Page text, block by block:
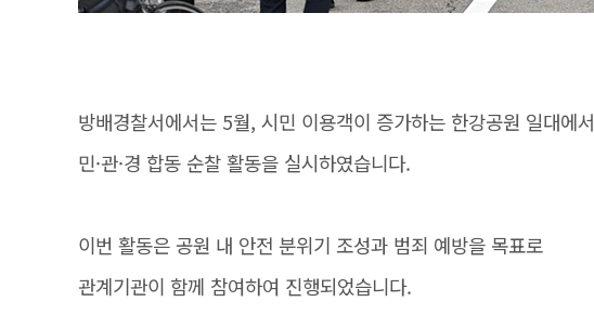
방배경찰서에서는 5월, 시민 이용객이 증가하는 한강공원 일대에서
민·관·경 합동 순찰 활동을 실시하였습니다.
이번 활동은 공원 내 안전 분위기 조성과 범죄 예방을 목표로
관계기관이 함께 참여하여 진행되었습니다.